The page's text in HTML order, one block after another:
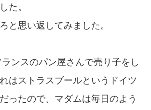
た。
と思い返してみました。
ンスのパン屋さんで売り子をし
はストラスブールというドイツ
ったので、マダムは毎日のよう